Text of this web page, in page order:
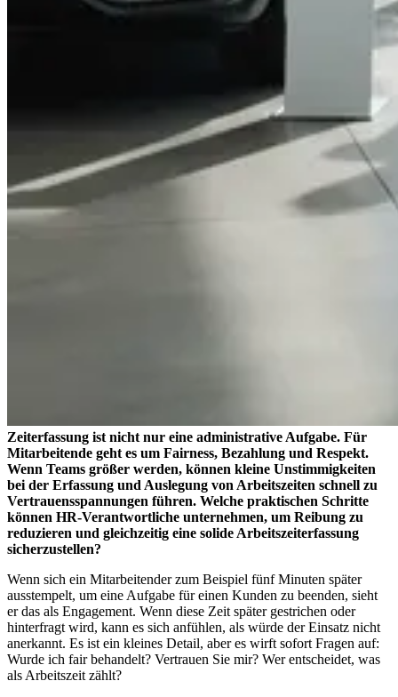
Zeiterfassung ist nicht nur eine administrative Aufgabe. Für
Mitarbeitende geht es um Fairness, Bezahlung und Respekt.
Wenn Teams größer werden, können kleine Unstimmigkeiten
bei der Erfassung und Auslegung von Arbeitszeiten schnell zu
Vertrauensspannungen führen. Welche praktischen Schritte
können HR-Verantwortliche unternehmen, um Reibung zu
reduzieren und gleichzeitig eine solide Arbeitszeiterfassung
sicherzustellen?
Wenn sich ein Mitarbeitender zum Beispiel fünf Minuten später
ausstempelt, um eine Aufgabe für einen Kunden zu beenden, sieht
er das als Engagement. Wenn diese Zeit später gestrichen oder
hinterfragt wird, kann es sich anfühlen, als würde der Einsatz nicht
anerkannt. Es ist ein kleines Detail, aber es wirft sofort Fragen auf:
Wurde ich fair behandelt? Vertrauen Sie mir? Wer entscheidet, was
als Arbeitszeit zählt?